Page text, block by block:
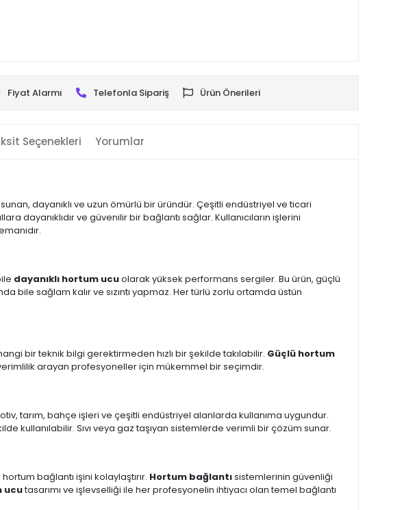
Fiyat Alarmı Telefonla Sipariş Ürün Önerileri
Seçenekleri Yorumlar
dayanıklı ve uzun ömürlü bir üründür. Çeşitli endüstriyel ve ticari
dayanıklıdır ve güvenilir bir bağlantı sağlar. Kullanıcıların işlerini
dayanıklı hortum ucuolarak yüksek performans sergiler. Bu ürün, güçlü
bile sağlam kalır ve sızıntı yapmaz. Her türlü zorlu ortamda üstün
bir teknik bilgi gerektirmeden hızlı bir şekilde takılabilir. Güçlü hortum
verimlilik arayan profesyoneller için mükemmel bir seçimdir.
tarım, bahçe işleri ve çeşitli endüstriyel alanlarda kullanıma uygundur.
kullanılabilir. Sıvı veya gaz taşıyan sistemlerde verimli bir çözüm sunar.
bağlantı işini kolaylaştırır. Hortum bağlantısistemlerinin güvenliği
ucutasarımı ve işlevselliği ile her profesyonelin ihtiyacı olan temel bağlantı